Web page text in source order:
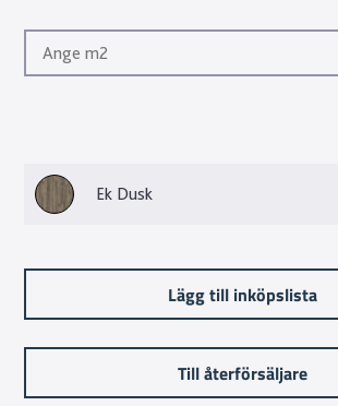
Ek Dusk
Lägg till inköpslista
Till återförsäljare